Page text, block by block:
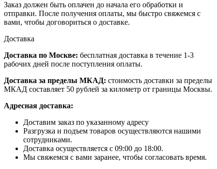
Заказ должен быть оплачен до начала его обработки и
отправки. После получения оплаты, мы быстро свяжемся с
вами, чтобы договориться о доставке.
Доставка
Доставка по Москве: бесплатная доставка в течение 1-3
рабочих дней после поступления оплаты.
Доставка за пределы МКАД: стоимость доставки за пределы
МКАД составляет 50 рублей за километр от границы Москвы.
Адресная доставка:
Доставим заказ по указанному адресу
Разгрузка и подъем товаров осуществляются нашими
сотрудниками.
Доставка осуществляется с 09:00 до 18:00.
Мы свяжемся с вами заранее, чтобы согласовать время.